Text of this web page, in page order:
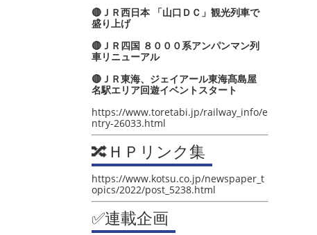
🔴ＪＲ西日本 「山口ＤＣ」観光列車で
盛り上げ
🔴ＪＲ四国 ８０００系アンパンマン列
車リニューアル
🔴ＪＲ東海、ジェイアール東海髙島屋
名駅エリア回遊イベントスタート
https://www.toretabi.jp/railway_info/e
ntry-26033.html
🔀ＨＰリンク集
https://www.kotsu.co.jp/newspaper_t
opics/2022/post_5238.html
✅連載企画